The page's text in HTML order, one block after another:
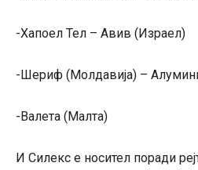
-Хапоел Тел – Авив (Израел)
-Шериф (Молдавија) –
-Валета (Малта)
И Силекс е носител поради